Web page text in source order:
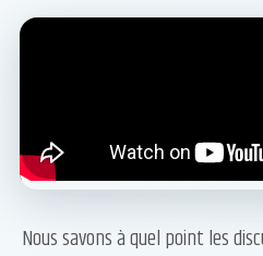
Nous savons à quel point les